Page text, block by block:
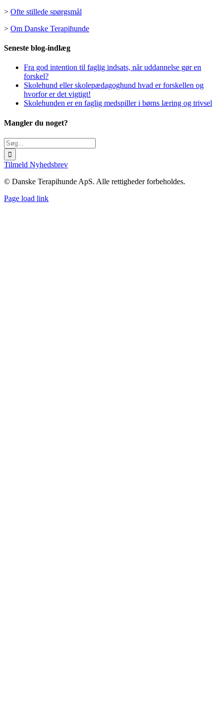
> Ofte stillede spørgsmål
> Om Danske Terapihunde
Seneste blog-indlæg
Fra god intention til faglig indsats, når uddannelse gør en
forskel?
Skolehund eller skolepædagoghund hvad er forskellen og
hvorfor er det vigtigt!
Skolehunden er en faglig medspiller i børns læring og trivsel
Mangler du noget?
Søg
efter:
Tilmeld Nyhedsbrev
© Danske Terapihunde ApS. Alle rettigheder forbeholdes.
Page load link